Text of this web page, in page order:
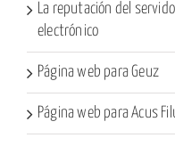
La reputación del
electrónico
Página web para Geuz
Página web para Acus